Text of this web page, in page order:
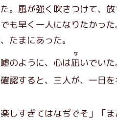
。風が強く吹きつけて、
も早く一人になりたかっ
たまにあった。
のように、心は凪
な
いでいた
認すると、三人が、一日
しすぎてはなぢでそ」「